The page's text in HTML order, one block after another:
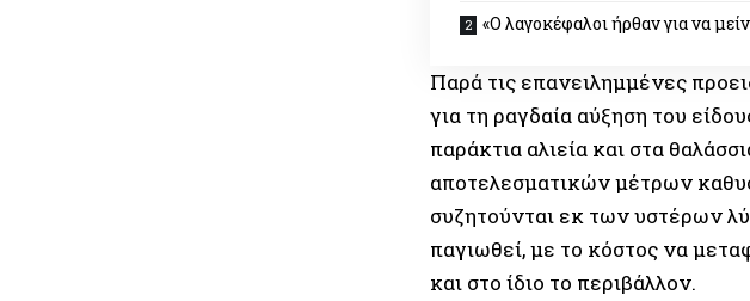
«Ο λαγοκέφαλοι ήρθαν για να
Παρά τις επανειλημμένες
για τη ραγδαία αύξηση του
παράκτια αλιεία και στα
αποτελεσματικών μέτρων
συζητούνται εκ των υστέρων
παγιωθεί, με το κόστος να
και στο ίδιο το περιβάλλον.